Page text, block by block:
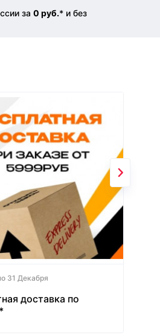
за 0 руб.* и без
31 Декабря
доставка по